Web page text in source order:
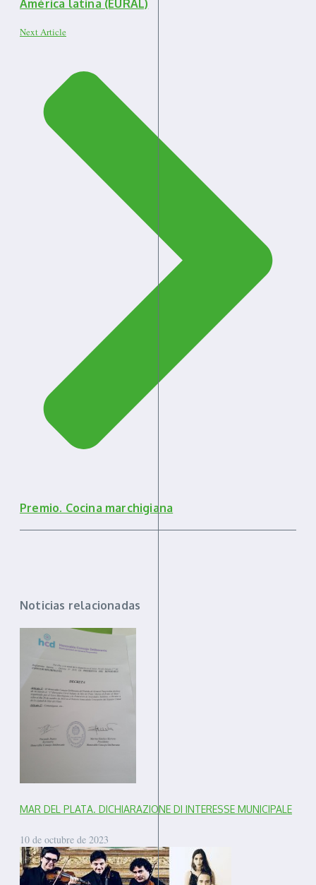
América latina (EURAL)
Next Article
Premio. Cocina marchigiana
Noticias relacionadas
MAR DEL PLATA. DICHIARAZIONE DI INTERESSE MUNICIPALE
10 de octubre de 2023